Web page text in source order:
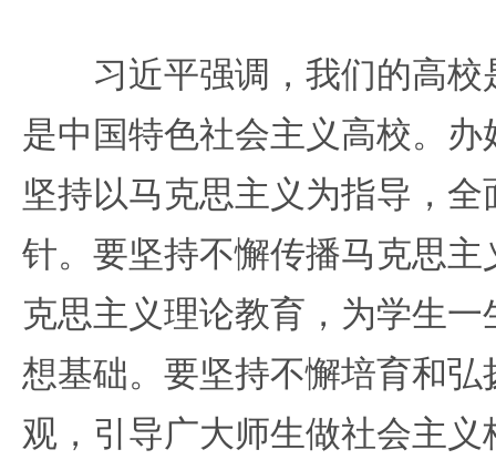
习近平强调，我们的高校
是中国特色社会主义高校。
坚持以马克思主义为指导，
针。要坚持不懈传播马克思
克思主义理论教育，为学生
想基础。要坚持不懈培育和
观，引导广大师生做社会主